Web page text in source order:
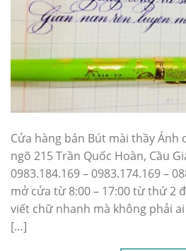
Cửa hàng bán Bút mài thầy Ánh
ngõ 215 Trần Quốc Hoàn, Cầu
0983.184.169 – 0983.174.169 –
mở cửa từ 8:00 – 17:00 từ thứ 2
viết chữ nhanh mà không phải
[…]